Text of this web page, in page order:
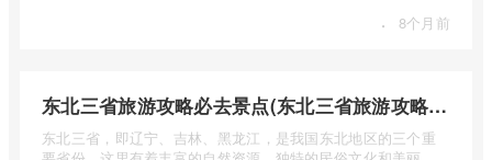
· 8个月前
东北三省旅游攻略必去景点(东北三省旅游攻略必去景点视频介绍)
东北三省，即辽宁、吉林、黑龙江，是我国东北地区的三个重